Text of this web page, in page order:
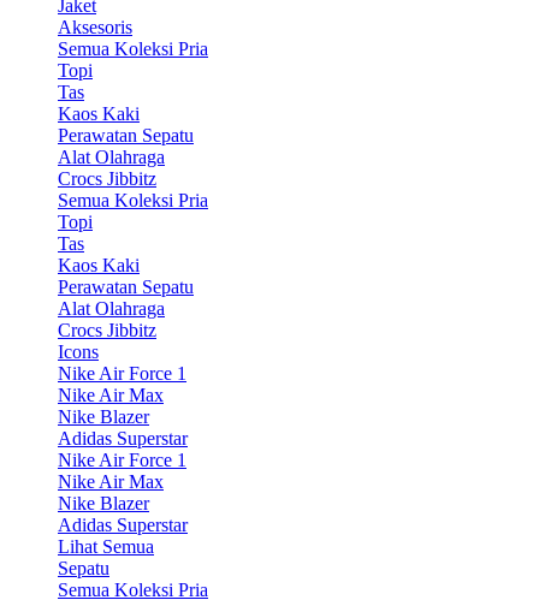
Jaket
Aksesoris
Semua Koleksi Pria
Topi
Tas
Kaos Kaki
Perawatan Sepatu
Alat Olahraga
Crocs Jibbitz
Semua Koleksi Pria
Topi
Tas
Kaos Kaki
Perawatan Sepatu
Alat Olahraga
Crocs Jibbitz
Icons
Nike Air Force 1
Nike Air Max
Nike Blazer
Adidas Superstar
Nike Air Force 1
Nike Air Max
Nike Blazer
Adidas Superstar
Lihat Semua
Sepatu
Semua Koleksi Pria